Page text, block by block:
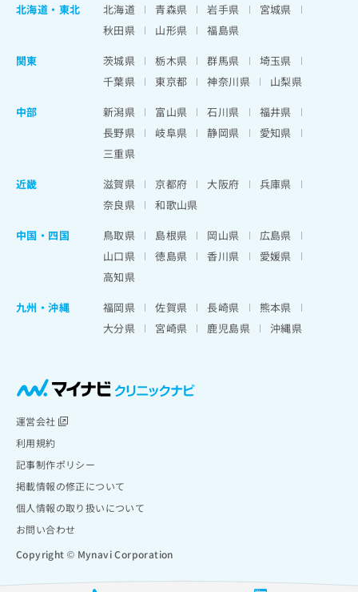
北海道 ・ 東北 北海道 青森県 岩手県
宮城県
秋田県
山形県
福島県
関東
茨城県 栃木県 群馬県
埼玉県
千葉県
東京都 神奈川県
山梨県
中部
新潟県 富山県 石川県
福井県
長野県
岐阜県 静岡県
愛知県
三重県
近畿
滋賀県 京都府 大阪府
兵庫県
奈良県
和歌山県
中国・四国
鳥取県 島根県 岡山県
広島県
山口県
徳島県 香川県
愛媛県
高知県
九州・沖縄
福岡県 佐賀県 長崎県
熊本県
大分県
宮崎県 鹿児島県 沖縄県
運営会社
利用規約
記事制作ポリシー
掲載情報の修正について
個人情報の取り扱いについて
お問い合わせ
Copyright © Mynavi Corporation